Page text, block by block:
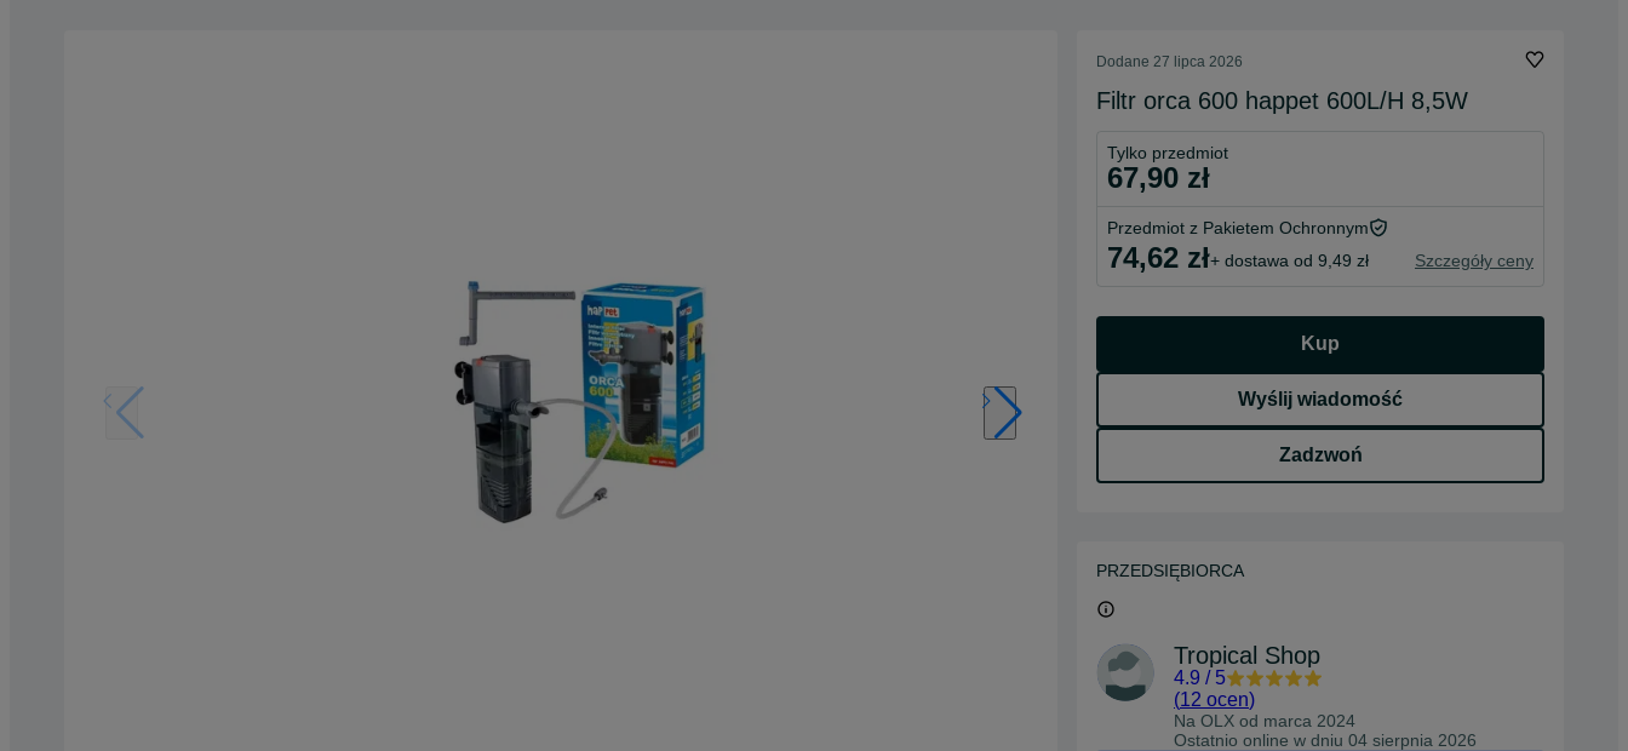
Dodane 27 lipca 2026
Filtr orca 600 happet 600L/H 8,5W
Tylko przedmiot
67,90 zł
Przedmiot z Pakietem Ochronnym
74,62 zł+ dostawa od 9,49 zł Szczegóły ceny
Kup
Wyślij wiadomość
Zadzwoń
PRZEDSIĘBIORCA
Tropical Shop
4.9 / 5
(12 ocen)
Na OLX od marca 2024
Ostatnio online w dniu 04 sierpnia 2026